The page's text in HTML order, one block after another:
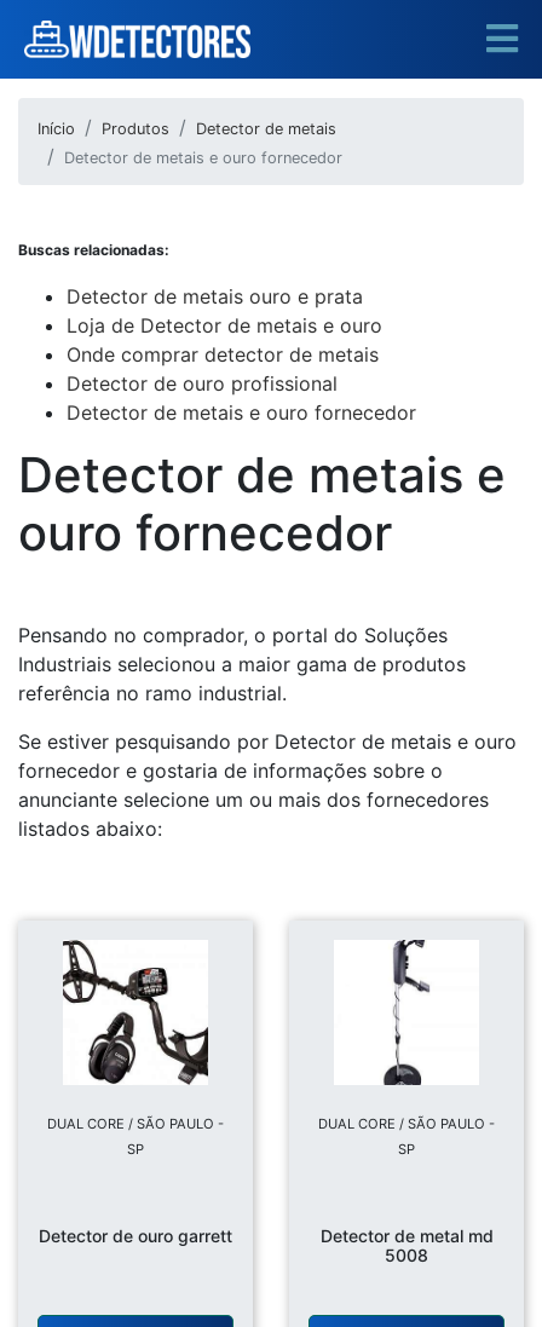
Início Produtos
Detector de metais
Detector de metais e ouro fornecedor
Buscas relacionadas:
Detector de metais ouro e prata
Loja de Detector de metais e ouro
Onde comprar detector de metais
Detector de ouro profissional
Detector de metais e ouro fornecedor
Detector de metais e
ouro fornecedor
Pensando no comprador, o portal do Soluções
Industriais selecionou a maior gama de produtos
referência no ramo industrial.
Se estiver pesquisando por Detector de metais e ouro
fornecedor e gostaria de informações sobre o
anunciante selecione um ou mais dos fornecedores
listados abaixo:
DUAL CORE / SÃO PAULO -
SP
Detector de ouro garrett
DUAL CORE / SÃO PAULO -
SP
Detector de metal md
5008